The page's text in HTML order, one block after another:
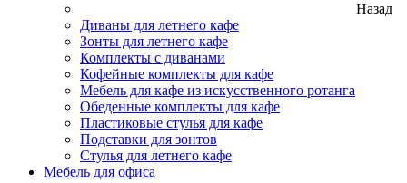
Назад
Диваны для летнего кафе
Зонты для летнего кафе
Комплекты с диванами
Кофейные комплекты для кафе
Мебель для кафе из искусственного ротанга
Обеденные комплекты для кафе
Пластиковые стулья для кафе
Подставки для зонтов
Стулья для летнего кафе
Мебель для офиса